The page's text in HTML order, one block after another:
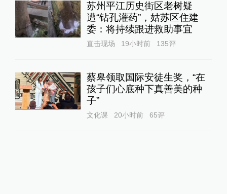
苏州平江历史街区老树疑
遭“钻孔灌药”，姑苏区住建
委：将持续跟进救助事宜
直击现场 19小时前 135评
蔡皋领取国际安徒生奖，“在
孩子们心底种下真善美的种
子”
文化课 20小时前 65评